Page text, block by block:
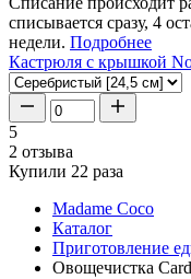
списывается сразу, 4
недели. Подробнее
Кастрюля с крышкой
5
2 отзыва
Купили 22 раза
Madame Coco
Каталог
Приготовление
Овощечистка